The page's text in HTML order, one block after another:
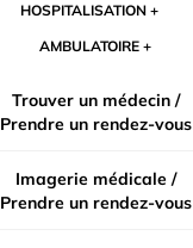
HOSPITALISATION
AMBULATOIRE
Trouver un médecin /
Prendre un rendez-vous
Imagerie médicale /
Prendre un rendez-vous